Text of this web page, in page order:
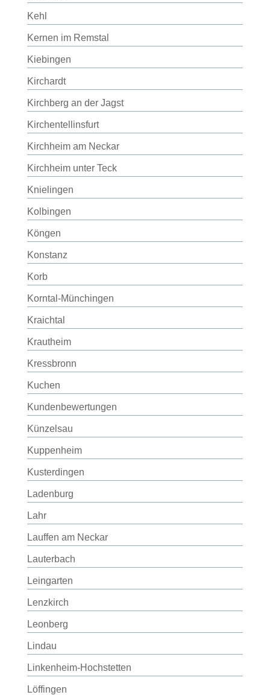
Kehl
Kernen im Remstal
Kiebingen
Kirchardt
Kirchberg an der Jagst
Kirchentellinsfurt
Kirchheim am Neckar
Kirchheim unter Teck
Knielingen
Kolbingen
Köngen
Konstanz
Korb
Korntal-Münchingen
Kraichtal
Krautheim
Kressbronn
Kuchen
Kundenbewertungen
Künzelsau
Kuppenheim
Kusterdingen
Ladenburg
Lahr
Lauffen am Neckar
Lauterbach
Leingarten
Lenzkirch
Leonberg
Lindau
Linkenheim-Hochstetten
Löffingen